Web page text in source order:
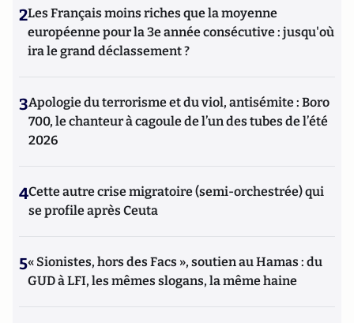
2Les Français moins riches que la moyenne
européenne pour la 3e année consécutive : jusqu'où
ira le grand déclassement ?
3Apologie du terrorisme et du viol, antisémite : Boro
700, le chanteur à cagoule de l’un des tubes de l’été
2026
4Cette autre crise migratoire (semi-orchestrée) qui
se profile après Ceuta
5« Sionistes, hors des Facs », soutien au Hamas : du
GUD à LFI, les mêmes slogans, la même haine